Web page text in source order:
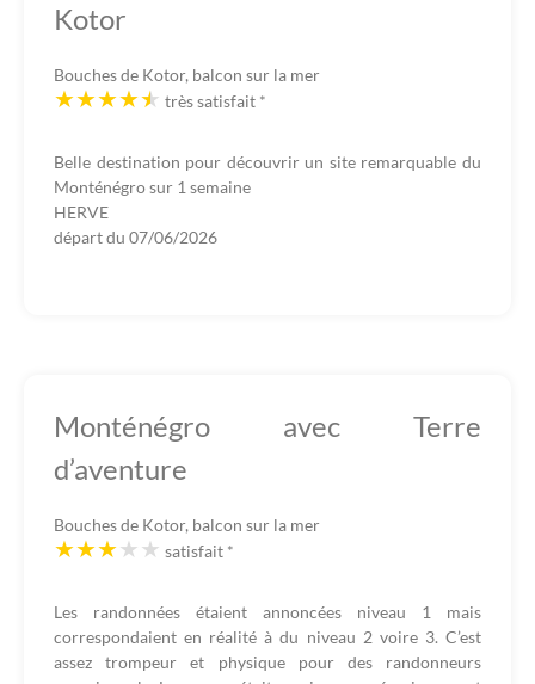
Kotor
Bouches de Kotor, balcon sur la mer
très satisfait *
Belle destination pour découvrir un site remarquable du
Monténégro sur 1 semaine
HERVE
départ du 07/06/2026
Monténégro avec Terre
d’aventure
Bouches de Kotor, balcon sur la mer
satisfait *
Les randonnées étaient annoncées niveau 1 mais
correspondaient en réalité à du niveau 2 voire 3. C’est
assez trompeur et physique pour des randonneurs